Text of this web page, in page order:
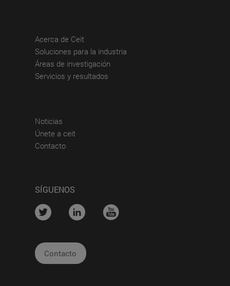
Acerca de Ceit(abre en nueva ventana)
Soluciones para la industria(abre en nueva ventana)
Áreas de investigación(abre en nueva ventana)
Servicios y resultados(abre en nueva ventana)
Noticias(abre en nueva ventana)
Únete a ceit(abre en nueva ventana)
Contacto(abre en nueva ventana)
SÍGUENOS
.... .... ....
Contacto